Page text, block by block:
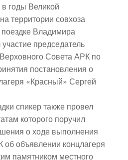
годы Великой
территории совхоза
Владимира
председатель
Совета АРК по
постановления о
«Красный»Сергей
спикер также провел
которого поручил
о ходе выполнения
объявлении концлагеря
памятником местного